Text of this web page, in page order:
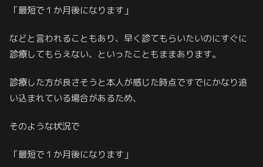
「最短で１か月後になります」
などと言われることもあり、早く診てもらいたいのにすぐに
診療してもらえない、といったこともままあります。
診療した方が良さそうと本人が感じた時点ですでにかなり追
い込まれている場合があるため、
そのような状況で
「最短で１か月後になります」